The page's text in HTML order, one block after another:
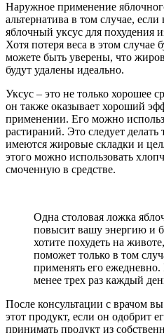
Наружное применение
альтернатива в том случае,
яблочный уксус для похудения
Хотя потеря веса в этом случае
можете быть уверены, что
будут удалены идеально.
Уксус – это не только хорошее
он также оказывает хороший
применении. Его можно
растираний. Это следует делать
имеются жировые складки и
этого можно использовать
смоченную в средстве.
Одна столовая ложка
повысит вашу энергию и
хотите похудеть на
поможет только в том
применять его
менее трех раз каждый
После консультации с врачом
этот продукт, если он одобрит
принимать продукт из